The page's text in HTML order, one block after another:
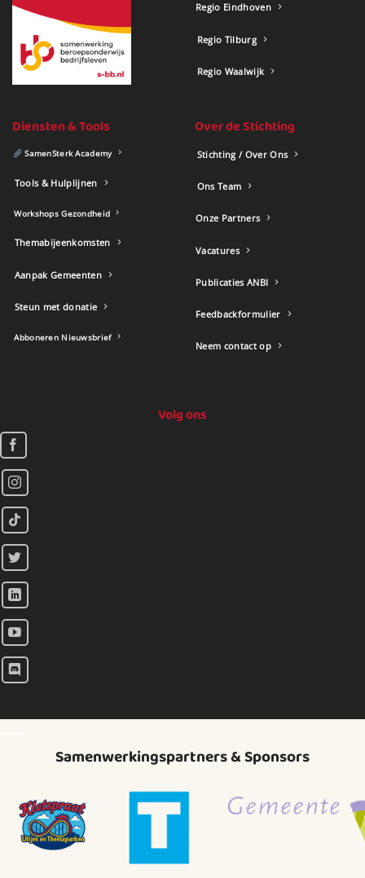
Regio Eindhoven
Regio Tilburg
Regio Waalwijk
Diensten & Tools
SamenSterk Academy
Tools & Hulplijnen
Workshops Gezondheid
Themabijeenkomsten
Aanpak Gemeenten
Steun met donatie
Abboneren Nieuwsbrief
Over de Stichting
Stichting / Over Ons
Ons Team
Onze Partners
Vacatures
Publicaties ANBI
Feedbackformulier
Neem contact op
Volg ons
Samenwerkingspartners & Sponsors